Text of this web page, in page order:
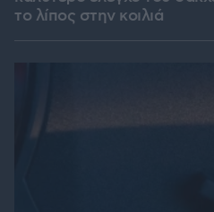
το λίπος στην κοιλιά